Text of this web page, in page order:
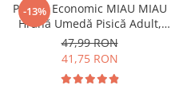
-13%
Pachet Economic MIAU MIAU
Hrană Umedă Pisică Adult,
Sterilizată, Pui în sos, 24x100g
47,99 RON
41,75 RON